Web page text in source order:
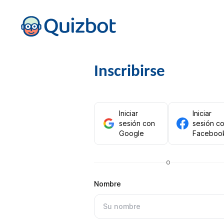
Inscribirse
Iniciar
sesión con
Google
Iniciar
sesión
o
Nombre